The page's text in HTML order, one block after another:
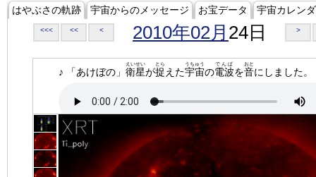
はやぶさの軌跡 宇宙からのメッセージ お宝データ 宇宙カレン
<<< << < 2010年02月 24日 >
♪ 「あけぼの」 衛星
えいせい
が捉
とら
えた宇宙
うちゅう
の電波
でんぱ
を音
おと
にしました。